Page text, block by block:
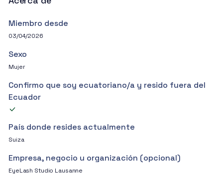
Miembro desde
03/04/2026
Sexo
Mujer
Confirmo que soy ecuatoriano/a y resido fuera del
Ecuador
País donde resides actualmente
Suiza
Empresa, negocio u organización (opcional)
EyeLash Studio Lausanne